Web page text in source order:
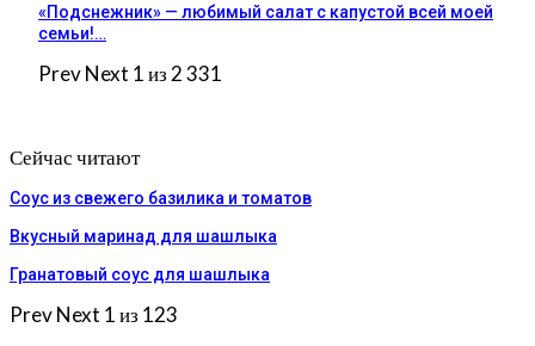
«Подснежник» — любимый салат с капустой всей моей
семьи!…
PrevNext 1 из 2 331
Сейчас читают
Соус из свежего базилика и томатов
Вкусный маринад для шашлыка
Гранатовый соус для шашлыка
PrevNext 1 из 123